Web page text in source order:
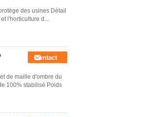
des usines Détail
l'horticulture d...
Contact
de maille d'ombre du
100% stabilisé Poids